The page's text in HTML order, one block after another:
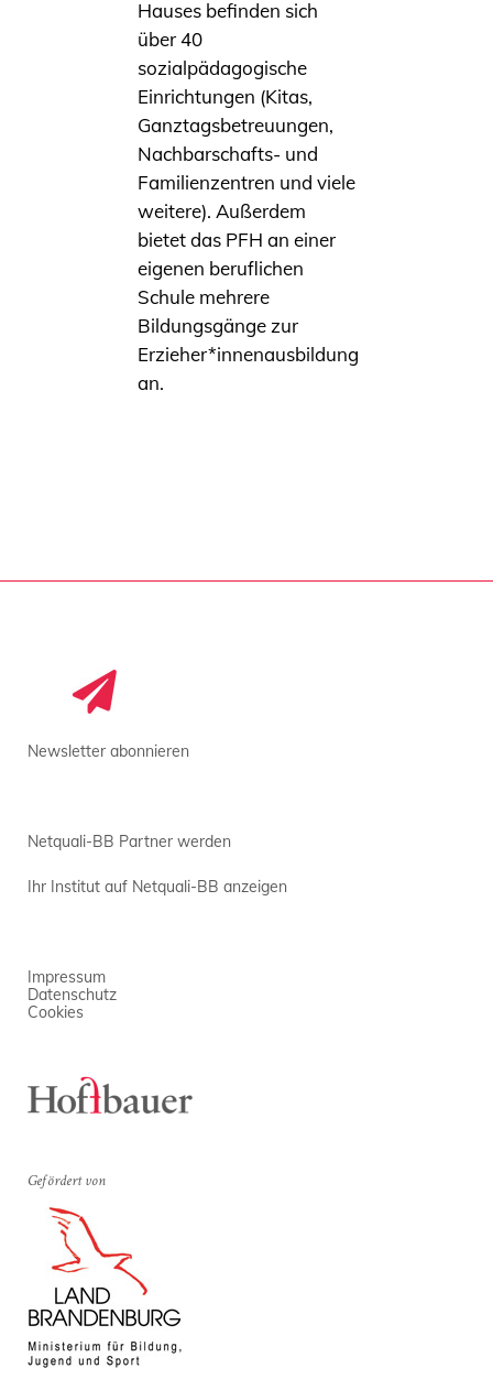
Hauses befinden sich
über 40
sozialpädagogische
Einrichtungen (Kitas,
Ganztagsbetreuungen,
Nachbarschafts- und
Familienzentren und viele
weitere). Außerdem
bietet das PFH an einer
eigenen beruflichen
Schule mehrere
Bildungsgänge zur
Erzieher*innenausbildung
an.
Newsletter abonnieren
Netquali-BB Partner werden
Ihr Institut auf Netquali-BB anzeigen
Impressum
Datenschutz
Cookies
Gefördert von